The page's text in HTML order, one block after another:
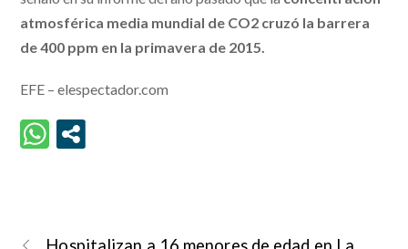
atmosférica media mundial de CO2 cruzó la barrera
de 400 ppm en la primavera de 2015.
EFE – elespectador.com